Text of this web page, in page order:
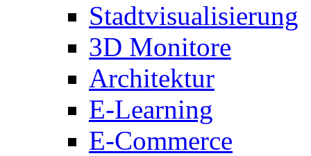
Stadtvisualisierung
3D Monitore
Architektur
E-Learning
E-Commerce